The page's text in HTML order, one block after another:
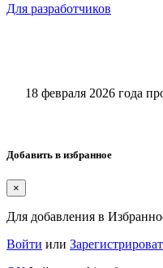
Для разработчиков
18 февраля 2026 года
Добавить в избранное
×
Для добавления в
Войти или